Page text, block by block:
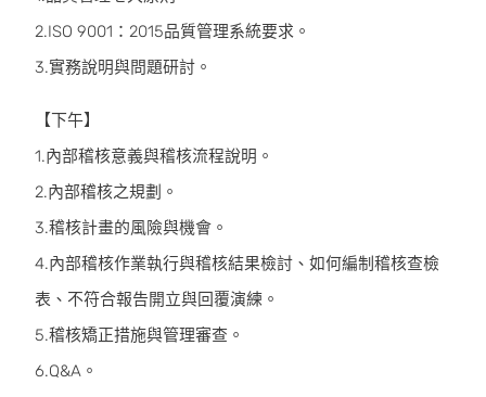
2.ISO 9001：2015品質管理系統要求。
3.實務說明與問題研討。
【下午】
1.內部稽核意義與稽核流程說明。
2.內部稽核之規劃。
3.稽核計畫的風險與機會。
4.內部稽核作業執行與稽核結果檢討、如何編制稽核查檢
表、不符合報告開立與回覆演練。
5.稽核矯正措施與管理審查。
6.Q&A。